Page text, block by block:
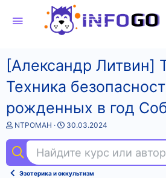
[Александр Литвин]
Техника
рожденных в год
А
т
о
т
NTPOMAH
Д
а
н
а
30.03.2024
Эзотерика и оккультизм